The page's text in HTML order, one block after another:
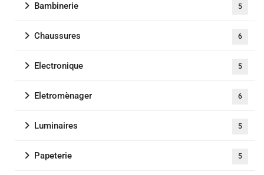
Bambinerie 5
Chaussures 6
Electronique 5
Eletromènager 6
Luminaires 5
Papeterie 5